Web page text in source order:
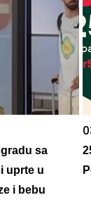
sa
uprte u
i bebu